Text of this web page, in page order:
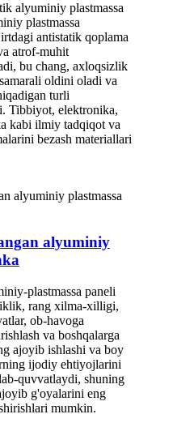
alyuminiy plastmassa
plastmassa
antistatik qoplama
atrof-muhit
bu chang, axloqsizlik
oldini oladi va
turli
Tibbiyot, elektronika,
kabi ilmiy tadqiqot va
bezash materiallari
alyuminiy
plastmassa paneli
rang xilma-xilligi,
ob-havoga
va boshqalarga
ajoyib ishlashi va boy
ijodiy ehtiyojlarini
quvvatlaydi, shuning
g'oyalarini eng
mumkin.